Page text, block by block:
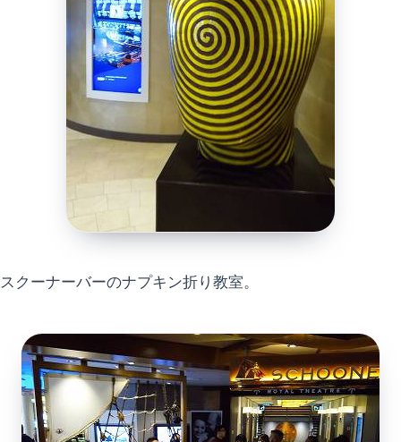
スクーナーバーのナプキン折り教室。